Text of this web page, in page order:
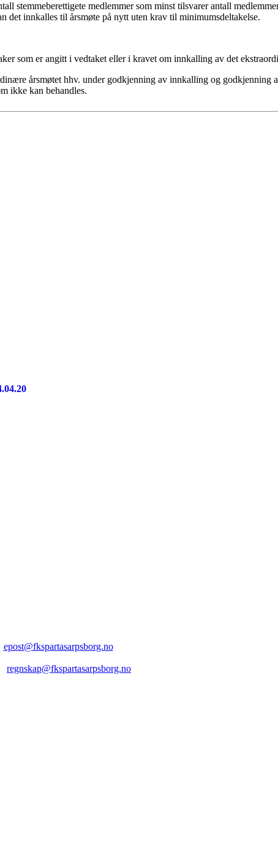
medlemmer som minst tilsvarer antall
det innkalles til årsmøte på nytt uten krav til minimumsdeltakelse.
er angitt i vedtaket eller i kravet om innkalling av det
årsmøtet hhv. under godkjenning av innkalling og godkjenning
ikke kan behandles.
epost@fkspartasarpsborg.no
regnskap@fkspartasarpsborg.no